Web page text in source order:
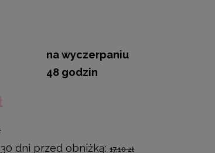
na wyczerpaniu
48 godzin
dni przed obniżką:17,10 zł